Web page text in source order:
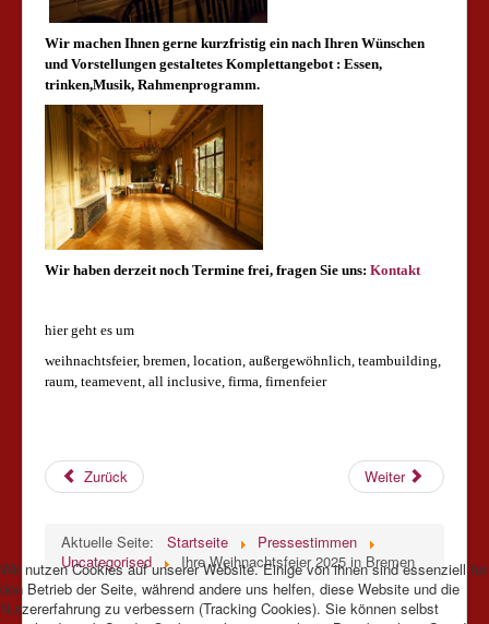
Wir machen Ihnen gerne kurzfristig ein nach Ihren Wünschen
und Vorstellungen gestaltetes Komplettangebot : Essen,
trinken,Musik, Rahmenprogramm.
Wir haben derzeit noch Termine frei, fragen Sie uns: Kontakt
hier geht es um
weihnachtsfeier, bremen, location, außergewöhnlich, teambuilding,
raum, teamevent, all inclusive, firma, firnenfeier
Zurück Weiter
Aktuelle Seite: Startseite
Pressestimmen
Uncategorised
Ihre Weihnachtsfeier 2025 in Bremen
Wir nutzen Cookies auf unserer Website. Einige von ihnen sind essenziell für
den Betrieb der Seite, während andere uns helfen, diese Website und die
Nutzererfahrung zu verbessern (Tracking Cookies). Sie können selbst